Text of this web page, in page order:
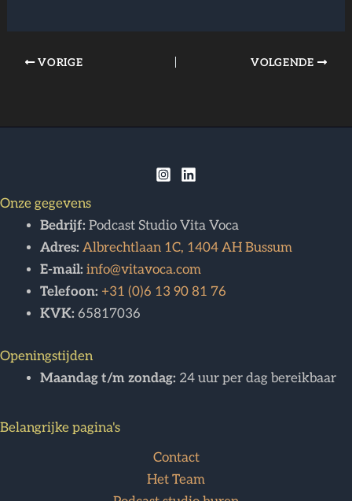
VORIGE VOLGENDE
Onze gegevens
Bedrijf: Podcast Studio Vita Voca
Adres: Albrechtlaan 1C, 1404 AH Bussum
E-mail: info@vitavoca.com
Telefoon: +31 (0)6 13 90 81 76
KVK: 65817036
Openingstijden
Maandag t/m zondag: 24 uur per dag bereikbaar
Belangrijke pagina's
Contact
Het Team